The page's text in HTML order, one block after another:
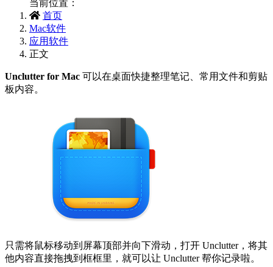
当前位置：
首页
Mac软件
应用软件
正文
Unclutter for Mac 可以在桌面快捷整理笔记、常用文件和剪贴
板内容。
只需将鼠标移动到屏幕顶部并向下滑动，打开 Unclutter，将其
他内容直接拖拽到框框里，就可以让 Unclutter 帮你记录啦。